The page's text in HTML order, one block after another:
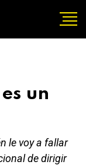
un
le voy a fallar
de dirigir